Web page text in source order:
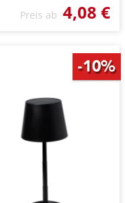
Preis ab 4,08 €